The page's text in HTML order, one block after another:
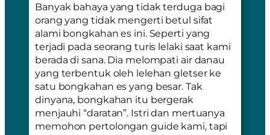
Banyak bahaya yang tidak terduga bagi
orang yang tidak mengerti betul sifat
alami bongkahan es ini. Seperti yang
terjadi pada seorang turis lelaki saat kami
berada di sana. Dia melompati air danau
yang terbentuk oleh lelehan gletser ke
satu bongkahan es yang besar. Tak
dinyana, bongkahan itu bergerak
menjauhi “daratan”. Istri dan mertuanya
memohon pertolongan guide kami, tapi